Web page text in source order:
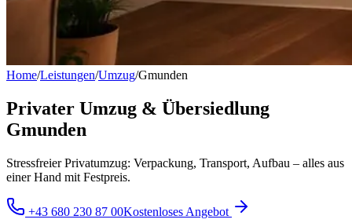
Home/Leistungen/Umzug/Gmunden
Privater Umzug & Übersiedlung
Gmunden
Stressfreier Privatumzug: Verpackung, Transport, Aufbau – alles aus
einer Hand mit Festpreis.
+43 680 230 87 00Kostenloses Angebot